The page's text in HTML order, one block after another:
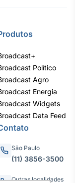
Político
Agro
Energia
Widgets
Data Feed
São Paulo
(11) 3856-3500
Outras localidades